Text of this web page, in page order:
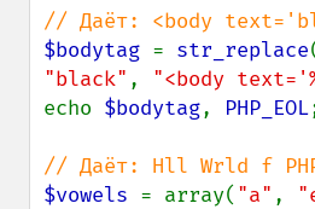
$bodytag = str_replace
"black" , "<body
echo $bodytag, PHP_EOL
$vowels = array( "a" ,